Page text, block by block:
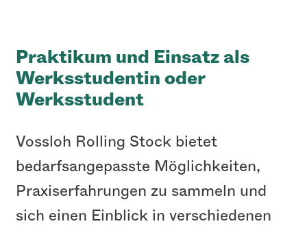
Praktikum und Einsatz als
Werksstudentin oder
Werksstudent
Vossloh Rolling Stock bietet
bedarfsangepasste Möglichkeiten,
Praxiserfahrungen zu sammeln und
sich einen Einblick in verschiedenen